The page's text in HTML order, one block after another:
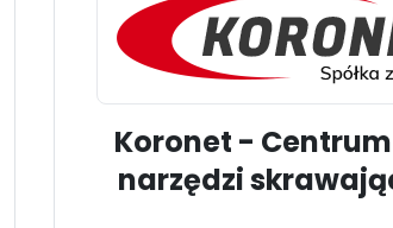
Koronet - Centrum
narzędzi